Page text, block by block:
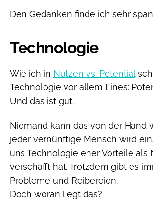
Den Gedanken finde ich sehr
Technologie
Wie ich in Nutzen vs. Potential
Technologie vor allem Eines:
Und das ist gut.
Niemand kann das von der Hand
jeder vernünftige Mensch wird
uns Technologie eher Vorteile als
verschafft hat. Trotzdem gibt es
Probleme und Reibereien.
Doch woran liegt das?